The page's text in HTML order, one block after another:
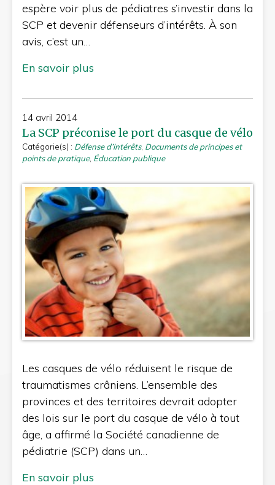
espère voir plus de pédiatres s’investir dans la
SCP et devenir défenseurs d’intérêts. À son
avis, c’est un…
En savoir plus
14 avril 2014
La SCP préconise le port du casque de vélo
Catégorie(s) : Défense d’intérêts, Documents de principes et
points de pratique, Éducation publique
Les casques de vélo réduisent le risque de
traumatismes crâniens. L’ensemble des
provinces et des territoires devrait adopter
des lois sur le port du casque de vélo à tout
âge, a affirmé la Société canadienne de
pédiatrie (SCP) dans un…
En savoir plus